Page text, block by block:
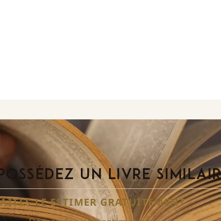
UN LIVRE
LE ESTIMER GRATUITEMENT